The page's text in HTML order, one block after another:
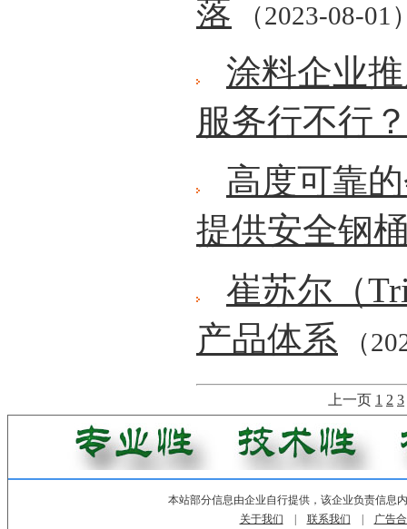
落 （2023-08-01
涂料企业
服务行不行
高度可靠
提供安全钢
崔苏尔（
产品体系 （
上一页 1 2 3
本站部分信息由企业自行提供，该企业负责信息
关于我们
联系我们 广告